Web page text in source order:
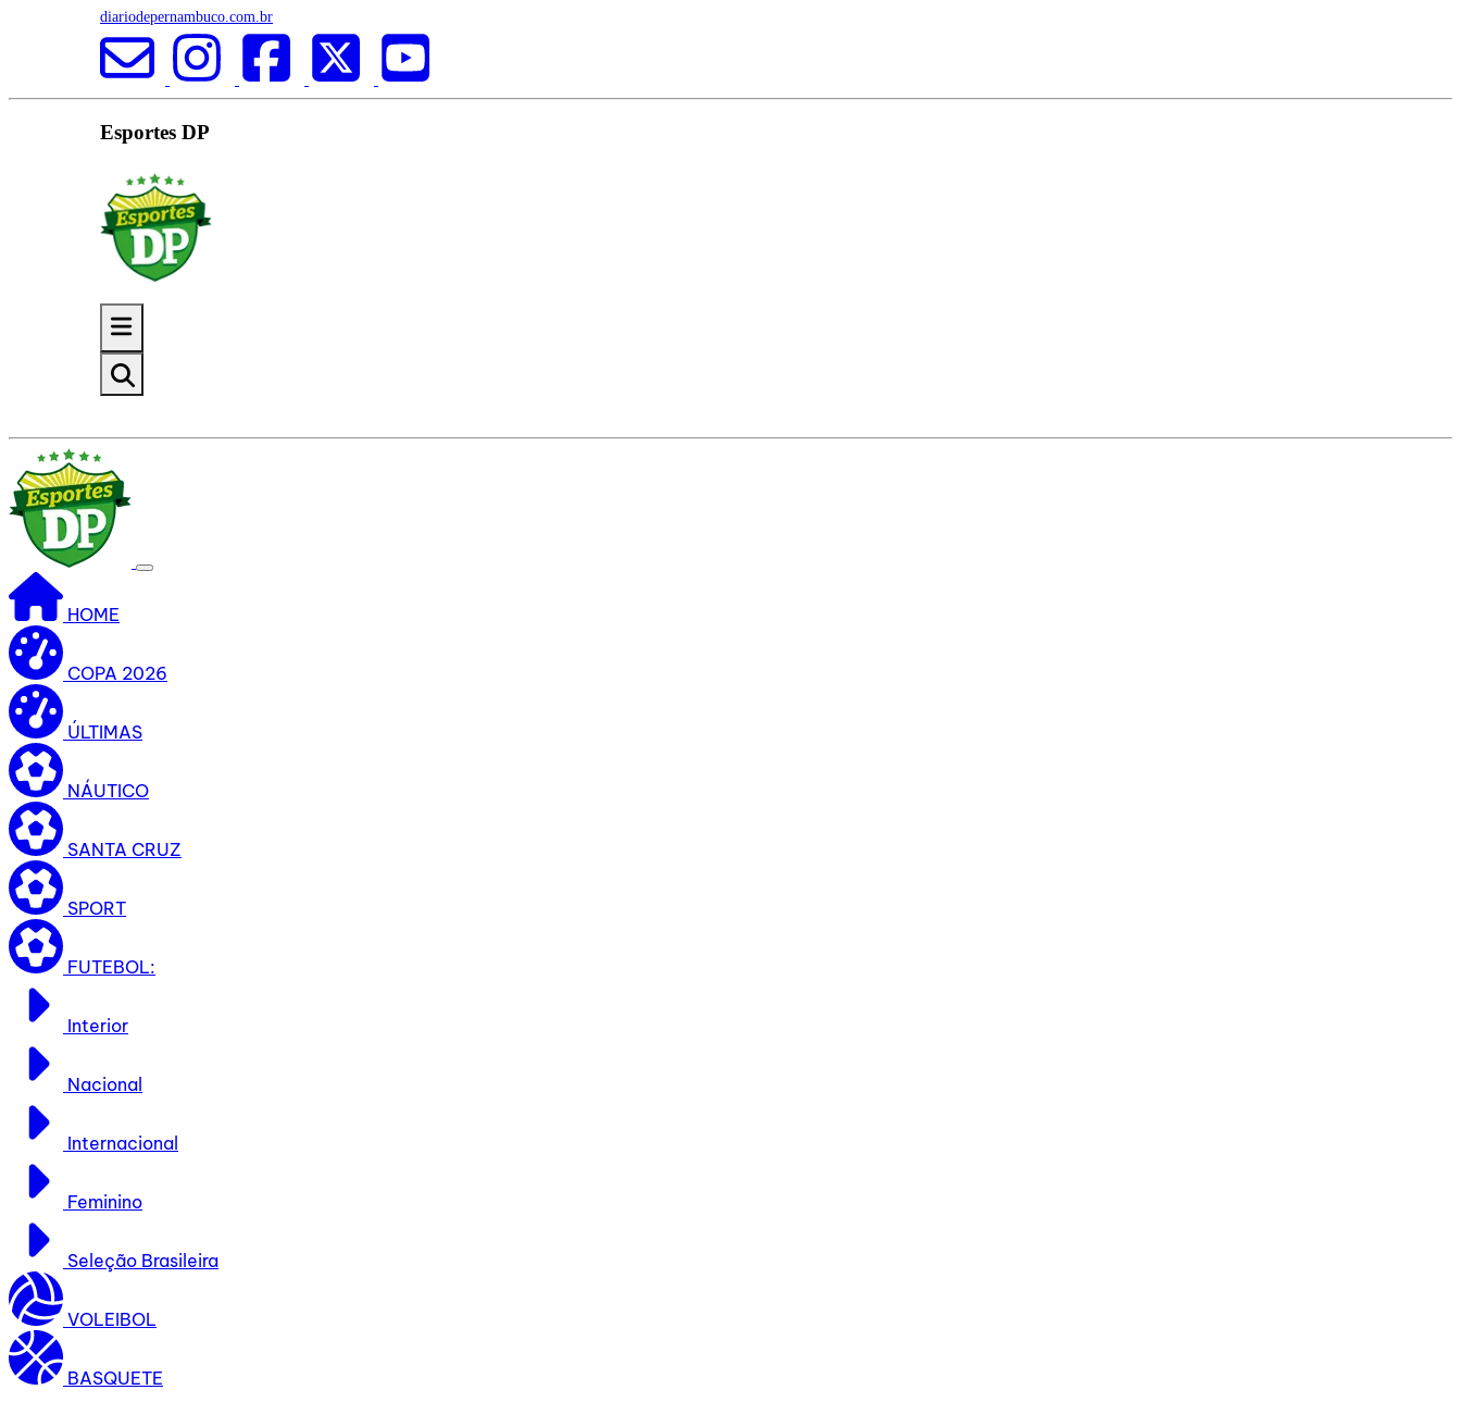
diariodepernambuco.com.br
Esportes DP
HOME
COPA 2026
ÚLTIMAS
NÁUTICO
SANTA CRUZ
SPORT
FUTEBOL:
Interior
Nacional
Internacional
Feminino
Seleção Brasileira
VOLEIBOL
BASQUETE